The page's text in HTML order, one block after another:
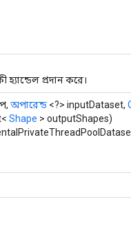
প্রদান করে।
অপারেন্ড <?> inputDataset,
Shape > outputShapes)